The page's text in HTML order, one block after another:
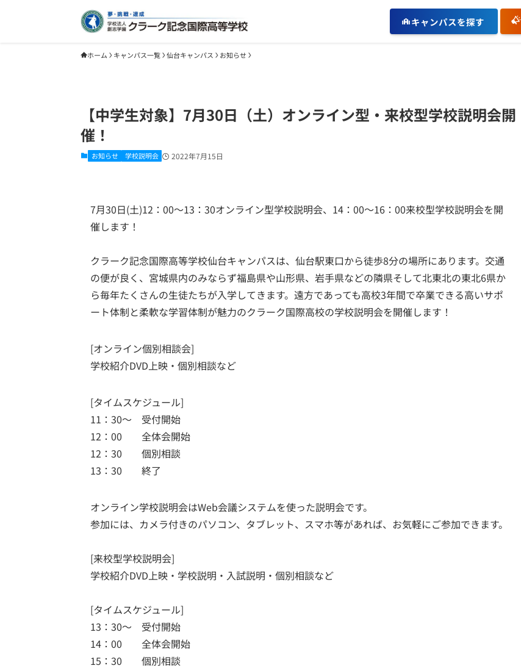
キャンパスを探す
ホーム キャンパス一覧 仙台キャンパス お知らせ
【中学生対象】7月30日（土）オンライン型・来校型学校説明会開
催！
お知らせ 学校説明会 2022年7月15日
7月30日(土)12：00～13：30オンライン型学校説明会、14：00～16：00来校型学校説明会を開
催します！
クラーク記念国際高等学校仙台キャンパスは、仙台駅東口から徒歩8分の場所にあります。交通
の便が良く、宮城県内のみならず福島県や山形県、岩手県などの隣県そして北東北の東北6県か
ら毎年たくさんの生徒たちが入学してきます。遠方であっても高校3年間で卒業できる高いサポ
ート体制と柔軟な学習体制が魅力のクラーク国際高校の学校説明会を開催します！
[オンライン個別相談会]
学校紹介DVD上映・個別相談など
[タイムスケジュール]
11：30～ 受付開始
12：00 全体会開始
12：30 個別相談
13：30 終了
オンライン学校説明会はWeb会議システムを使った説明会です。
参加には、カメラ付きのパソコン、タブレット、スマホ等があれば、お気軽にご参加できます。
[来校型学校説明会]
学校紹介DVD上映・学校説明・入試説明・個別相談など
[タイムスケジュール]
13：30～ 受付開始
14：00 全体会開始
15：30 個別相談